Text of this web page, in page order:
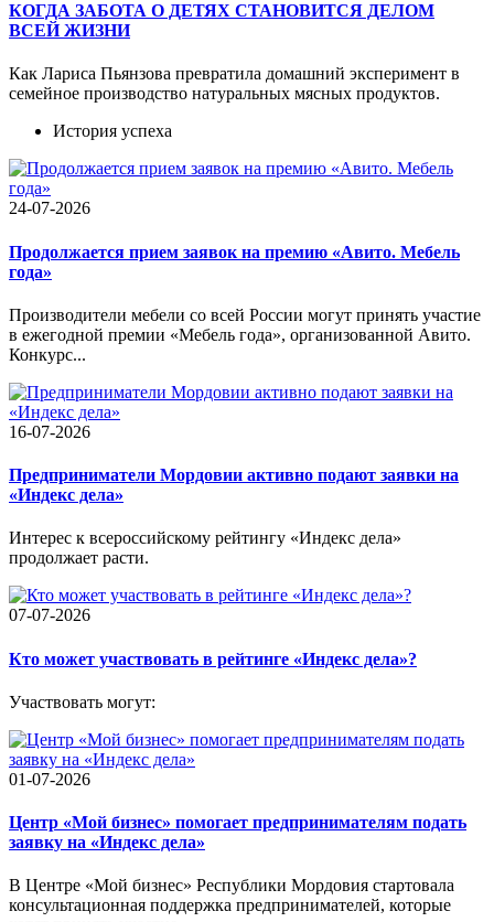
КОГДА ЗАБОТА О ДЕТЯХ СТАНОВИТСЯ ДЕЛОМ
ВСЕЙ ЖИЗНИ
Как Лариса Пьянзова превратила домашний эксперимент в
семейное производство натуральных мясных продуктов.
История успеха
24-07-2026
Продолжается прием заявок на премию «Авито. Мебель
года»
Производители мебели со всей России могут принять участие
в ежегодной премии «Мебель года», организованной Авито.
Конкурс...
16-07-2026
Предприниматели Мордовии активно подают заявки на
«Индекс дела»
Интерес к всероссийскому рейтингу «Индекс дела»
продолжает расти.
07-07-2026
Кто может участвовать в рейтинге «Индекс дела»?
Участвовать могут:
01-07-2026
Центр «Мой бизнес» помогает предпринимателям подать
заявку на «Индекс дела»
В Центре «Мой бизнес» Республики Мордовия стартовала
консультационная поддержка предпринимателей, которые